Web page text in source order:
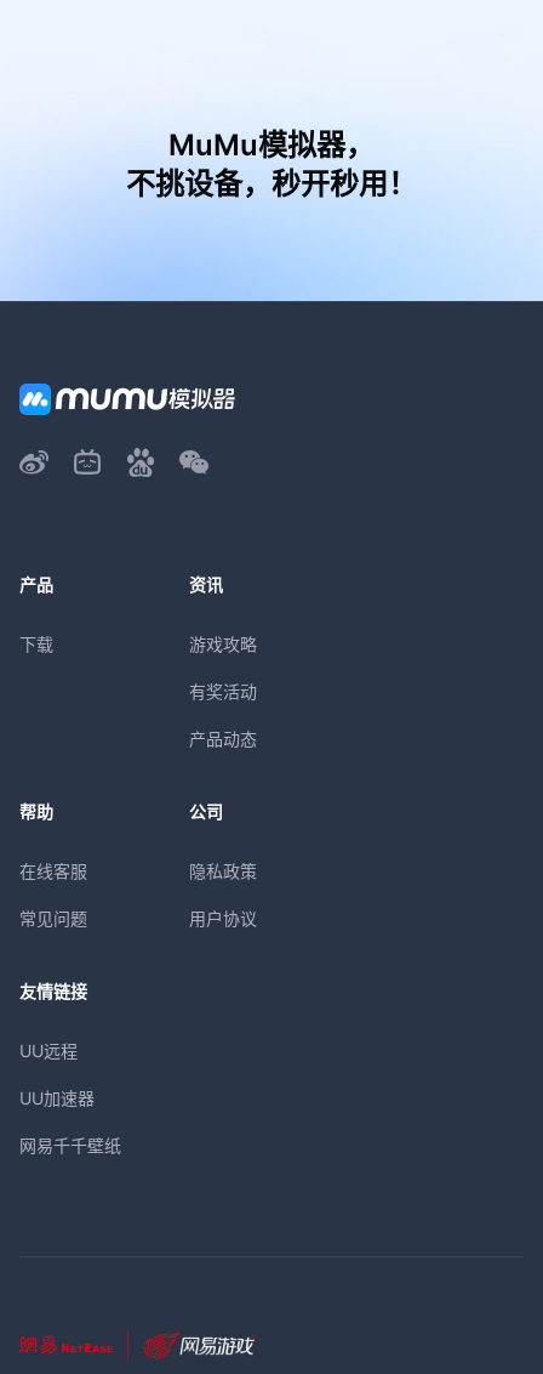
MuMu模拟器，
不挑设备，秒开秒用！
产品
下载
资讯
游戏攻略
有奖活动
产品动态
帮助
在线客服
常见问题
公司
隐私政策
用户协议
友情链接
UU远程
UU加速器
网易千千壁纸